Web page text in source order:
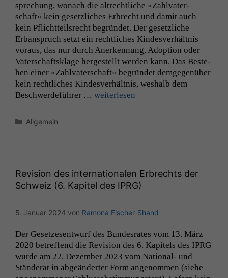
sprechung, wonach die altrechtliche «Zahlvater­
schaft» kein geset­zlich­es Erbrecht und damit auch
kein Pflicht­teil­srecht begrün­det. Der geset­zliche
Erbanspruch set­zt ein rechtlich­es Kindesver­hält­nis
voraus, das nur durch Anerken­nung, Adop­tion oder
Vater­schaft­sklage hergestellt wer­den kann. Das Beste­
hen ein­er «Zahlvater­schaft» begrün­det demge­genüber
kein rechtlich­es Kindesver­hält­nis, weshalb dem
Beschw­erde­führer … weit­er­lesen
Kategorien
Allgemein
Revision des internationalen Erbrechts der
Schweiz (6. Kapitel des IPRG)
5. Januar 2024 von Ramona Fischer-Shand
Der Geset­ze­sen­twurf des Bun­desrates vom 13. März
2020 betr­e­f­fend die Revi­sion des 6. Kapi­tels des IPRG
wurde am 22. Dezem­ber 2023 vom Nation­al- und
Stän­der­at in abgeän­dert­er Form angenom­men (siehe